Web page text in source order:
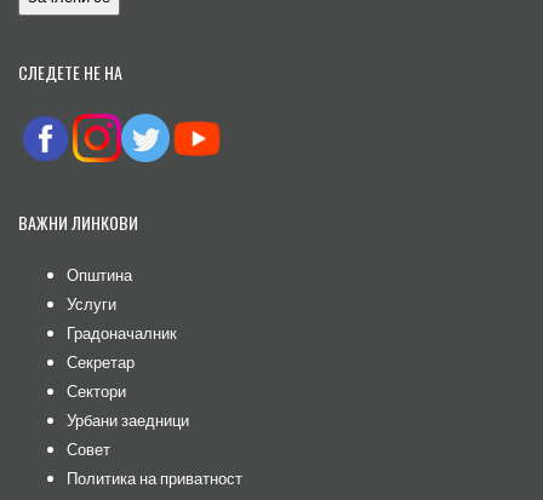
СЛЕДЕТЕ НЕ НА
ВАЖНИ ЛИНКОВИ
Општина
Услуги
Градоначалник
Секретар
Сектори
Урбани заедници
Совет
Политика на приватност